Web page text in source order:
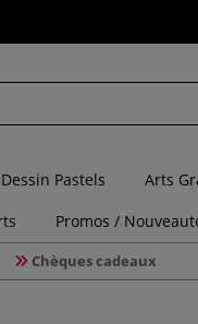
Dessin Pastels Arts
Promos /
Chèques cadeaux